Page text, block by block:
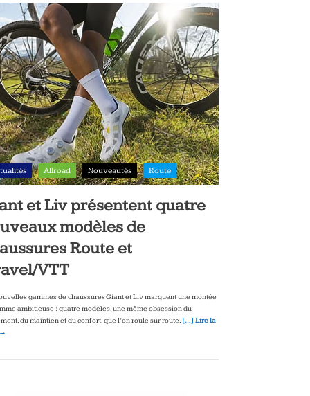
Allroad Nouveautés Route
et Liv présentent quatre
modèles de
Route et
VTT
gammes de chaussures Giant et Liv marquent une montée
ambitieuse : quatre modèles, une même obsession du
du maintien et du confort, que l’on roule sur route, […] Lire la